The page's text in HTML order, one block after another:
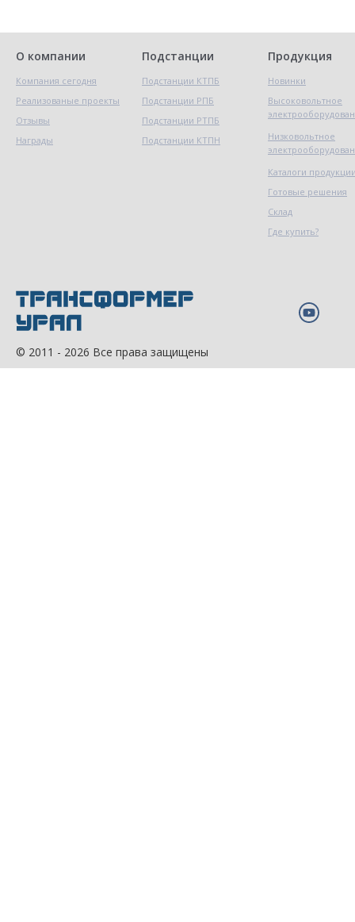
О компании
Компания сегодня
Реализованые проекты
Отзывы
Награды
Подстанции
Подстанции КТПБ
Подстанции РПБ
Подстанции РТПБ
Подстанции КТПН
Продукция
Новинки
Высоковольтное
Низковольтное
Каталоги
Готовые решения
Склад
Где купить?
© 2011 - 2026 Все права защищены